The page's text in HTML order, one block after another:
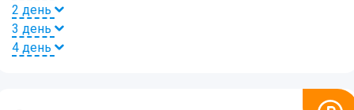
2 день
3 день
4 день